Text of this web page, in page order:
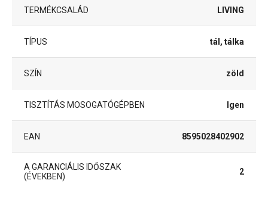
TERMÉKCSALÁD LIVING
TÍPUS tál, tálka
SZÍN zöld
TISZTÍTÁS MOSOGATÓGÉPBEN Igen
EAN 8595028402902
A GARANCIÁLIS IDŐSZAK
(ÉVEKBEN)
2